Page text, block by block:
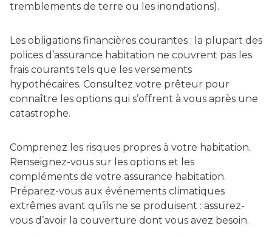
tremblements de terre ou les inondations).
Les obligations financières courantes : la plupart des
polices d’assurance habitation ne couvrent pas les
frais courants tels que les versements
hypothécaires. Consultez votre prêteur pour
connaître les options qui s’offrent à vous après une
catastrophe.
Comprenez les risques propres à votre habitation.
Renseignez-vous sur les options et les
compléments de votre assurance habitation.
Préparez-vous aux événements climatiques
extrêmes avant qu’ils ne se produisent : assurez-
vous d’avoir la couverture dont vous avez besoin.